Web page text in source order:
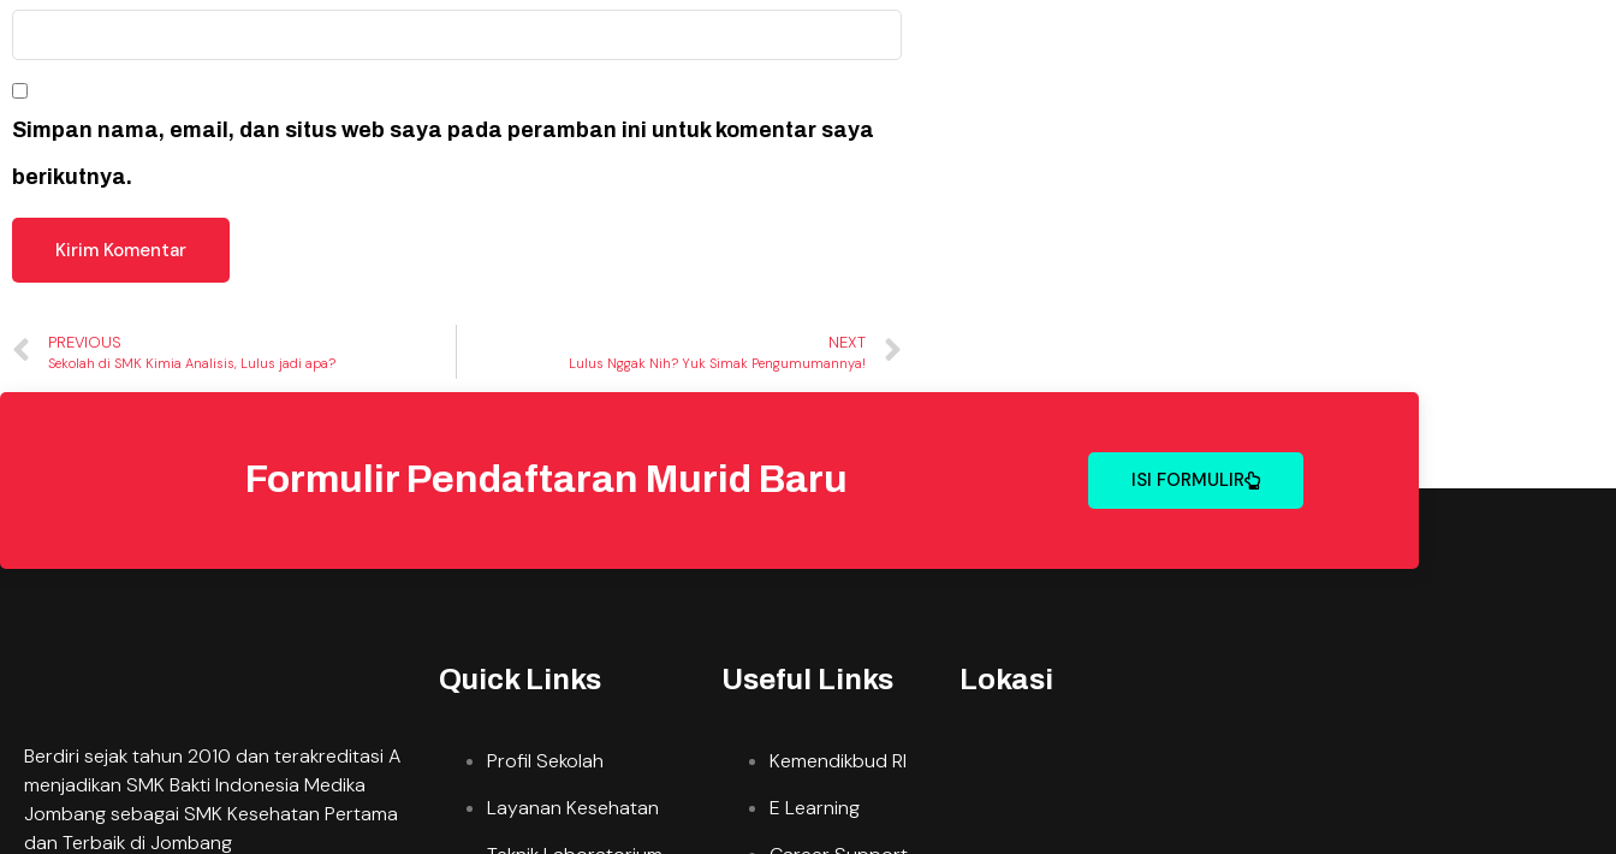
Simpan nama, email, dan situs web saya pada peramban ini untuk komentar saya
berikutnya.
PREVIOUS
Sekolah di SMK Kimia Analisis, Lulus jadi apa?
NEXT
Lulus Nggak Nih? Yuk Simak Pengumumannya!
Formulir Pendaftaran Murid Baru ISI FORMULIR
Berdiri sejak tahun 2010 dan terakreditasi A
menjadikan SMK Bakti Indonesia Medika
Jombang sebagai SMK Kesehatan Pertama
dan Terbaik di Jombang
Quick Links
Profil Sekolah
Layanan Kesehatan
Useful Links
Kemendikbud RI
E Learning
Lokasi